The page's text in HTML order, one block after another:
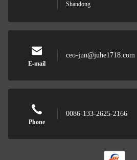
Shandong
E-mail
ceo-jun@juhe1718.com
Phone
0086-133-2625-2166